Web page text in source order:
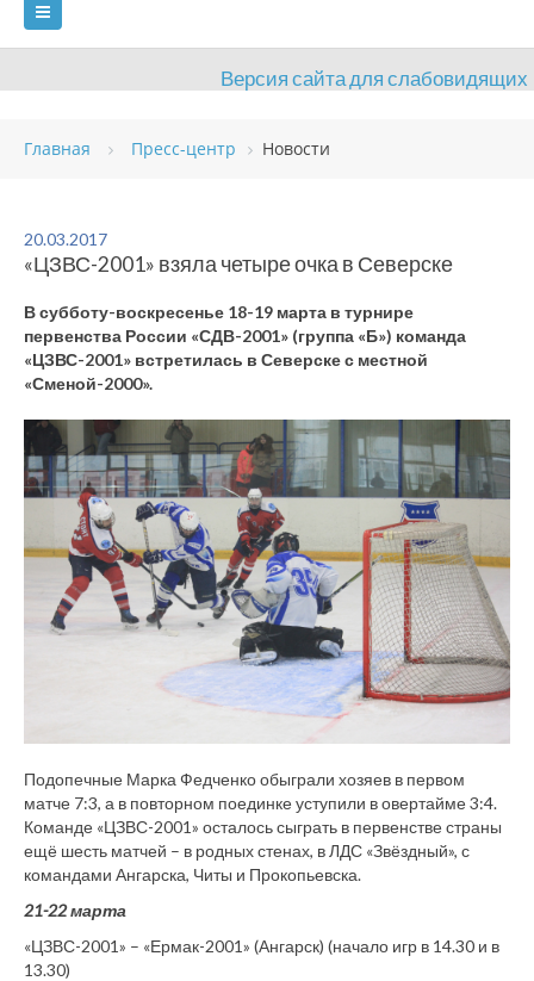
Версия сайта для слабовидящих
ГЛАВНАЯ
ВИДЫ СПОРТА
ОЦЕНКА КАЧЕСТВА ОБРАЗОВАНИЯ ВАКАНСИИ
ПЛАТНЫЕ УСЛУГИ
Главная Пресс-центр Новости
20.03.2017
«ЦЗВС-2001» взяла четыре очка в Северске
В субботу-воскресенье 18-19 марта в турнире
первенства России «СДВ-2001» (группа «Б») команда
«ЦЗВС-2001» встретилась в Северске с местной
«Сменой-2000».
Подопечные Марка Федченко обыграли хозяев в первом
матче 7:3, а в повторном поединке уступили в овертайме 3:4.
Команде «ЦЗВС-2001» осталось сыграть в первенстве страны
ещё шесть матчей – в родных стенах, в ЛДС «Звёздный», с
командами Ангарска, Читы и Прокопьевска.
21-22 марта
«ЦЗВС-2001» – «Ермак-2001» (Ангарск) (начало игр в 14.30 и в
13.30)